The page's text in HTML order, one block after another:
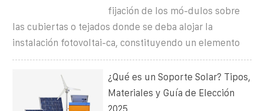
fijación de los mó-dulos sobre
las cubiertas o tejados donde se deba alojar la
instalación fotovoltai-ca, constituyendo un elemento
¿Qué es un Soporte Solar? Tipos,
Materiales y Guía de Elección
2025